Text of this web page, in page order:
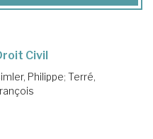
Civil
Philippe; Terré,